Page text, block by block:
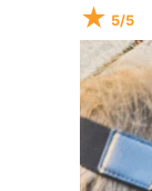
★ 5/5